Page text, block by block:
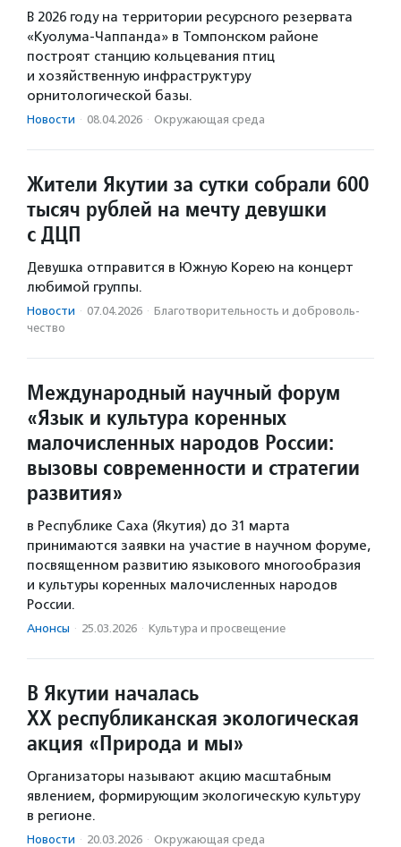
В 2026 году на территории ресурсного резервата
«Куолума-Чаппанда» в Томпонском районе
построят станцию кольцевания птиц
и хозяйственную инфраструктуру
орнитологической базы.
Новости · 08.04.2026 · Окружающая среда
Жители Якутии за сутки собрали 600
тысяч рублей на мечту девушки
с ДЦП
Девушка отправится в Южную Корею на концерт
любимой группы.
Новости · 07.04.2026 · Благотвори­тель­ность и доброволь­
чест­во
Международный научный форум
«Язык и культура коренных
малочисленных народов России:
вызовы современности и стратегии
развития»
в Республике Саха (Якутия) до 31 марта
принимаются заявки на участие в научном форуме,
посвященном развитию языкового многообразия
и культуры коренных малочисленных народов
России.
Анонсы · 25.03.2026 · Культура и просвещение
В Якутии началась
XX республиканская экологическая
акция «Природа и мы»
Организаторы называют акцию масштабным
явлением, формирующим экологическую культуру
в регионе.
Новости · 20.03.2026 · Окружающая среда